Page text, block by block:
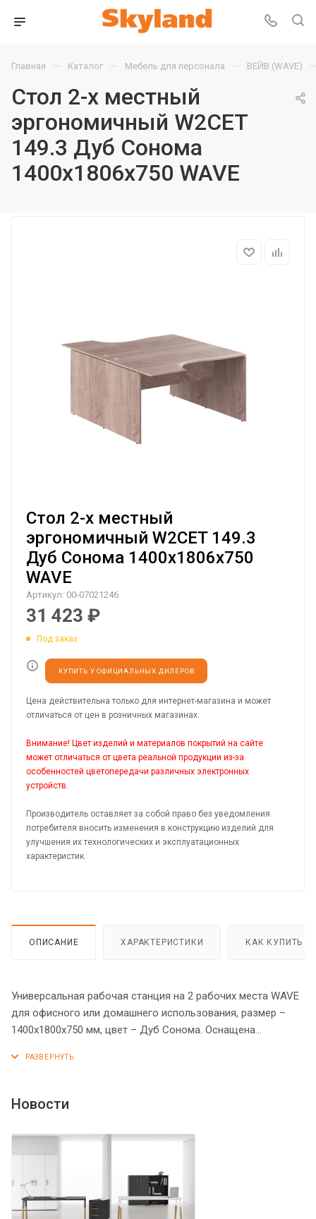
Главная — Каталог — Мебель для персонала — ВЕЙВ (WAVE)
Стол 2-х местный
эргономичный W2CET
149.3 Дуб Сонома
1400х1806х750 WAVE
Стол 2-х местный
эргономичный W2CET 149.3
Дуб Сонома 1400х1806х750
WAVE
Артикул: 00-07021246
31 423 ₽
Под заказ
КУПИТЬ У ОФИЦИАЛЬНЫХ ДИЛЕРОВ
Цена действительна только для интернет-магазина и может
отличаться от цен в розничных магазинах.
Внимание! Цвет изделий и материалов покрытий на сайте
может отличаться от цвета реальной продукции из-за
особенностей цветопередачи различных электронных
устройств.
Производитель оставляет за собой право без уведомления
потребителя вносить изменения в конструкцию изделий для
улучшения их технологических и эксплуатационных
характеристик.
ОПИСАНИЕ ХАРАКТЕРИСТИКИ КАК КУПИТЬ
Универсальная рабочая станция на 2 рабочих места WAVE
для офисного или домашнего использования, размер –
1400х1800х750 мм, цвет – Дуб Сонома. Оснащена
которые расположены по краям стола. Между
проставки, что создает эффект «парящей столешницы».
перегородки, что позволит создать изолированные
рабочие места. Фрезерованные края столешниц
гарантируют отсутствие острых углов, благодаря чему
Новости